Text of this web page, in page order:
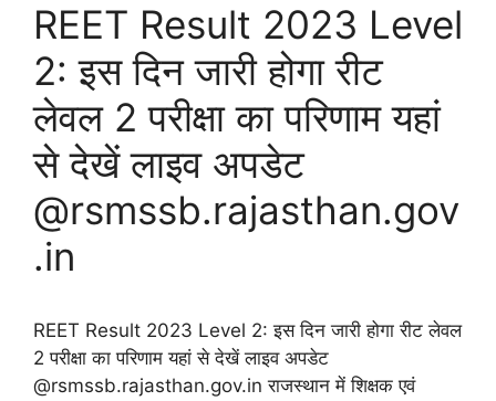
REET Result 2023 Level
2: इस दिन जारी होगा रीट
लेवल 2 परीक्षा का परिणाम यहां
से देखें लाइव अपडेट
@rsmssb.rajasthan.gov
.in
REET Result 2023 Level 2: इस दिन जारी होगा रीट लेवल
2 परीक्षा का परिणाम यहां से देखें लाइव अपडेट
@rsmssb.rajasthan.gov.in राजस्थान में शिक्षक एवं